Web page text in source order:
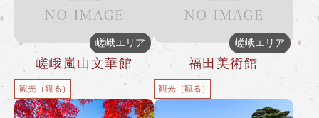
嵯峨エリア
嵯峨嵐山文華館
観光（観る）
嵯峨エリア
福田美術館
観光（観る）